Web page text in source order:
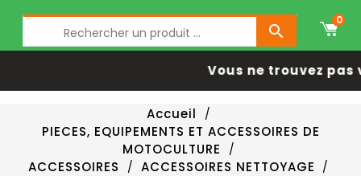

0
Vous ne trouvez pas
Accueil
PIECES, EQUIPEMENTS ET ACCESSOIRES DE
MOTOCULTURE
ACCESSOIRES
ACCESSOIRES NETTOYAGE